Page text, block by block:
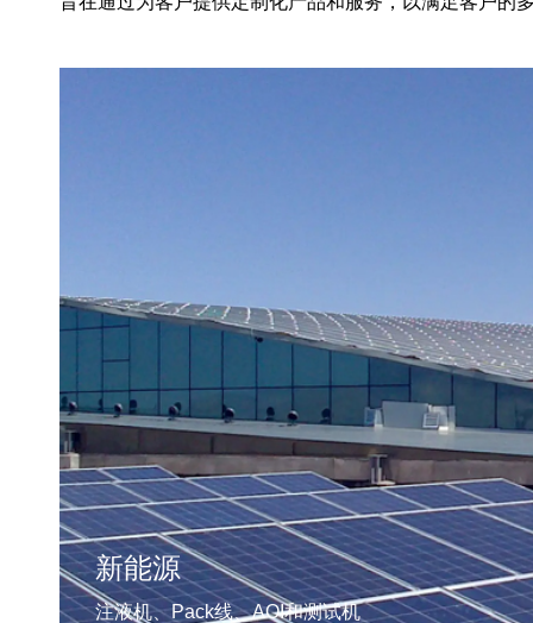
新能源
注液机、Pack线、AOI和测试机